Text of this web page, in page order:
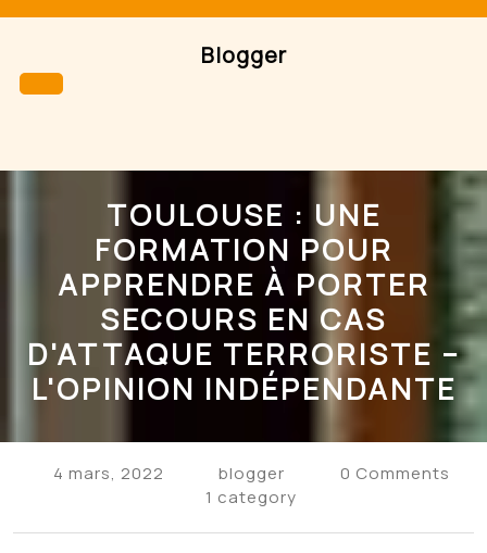
Blogger
Button
TOULOUSE : UNE
FORMATION POUR
APPRENDRE À PORTER
SECOURS EN CAS
D'ATTAQUE TERRORISTE –
L'OPINION INDÉPENDANTE
4 mars, 2022 blogger
0 Comments
1 category